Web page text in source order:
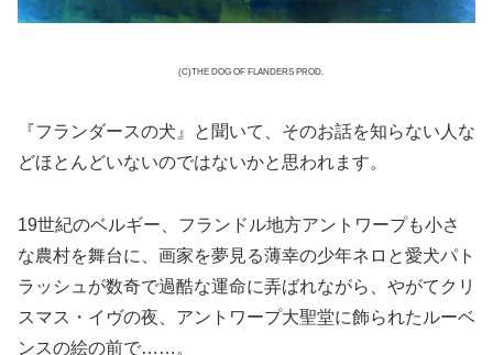
(C)THE DOG OF FLANDERS PROD.
『フランダースの犬』と聞いて、そのお話を知らない人な
どほとんどいないのではないかと思われます。
19世紀のベルギー、フランドル地方アントワープも小さ
な農村を舞台に、画家を夢見る薄幸の少年ネロと愛犬パト
ラッシュが数奇で過酷な運命に弄ばれながら、やがてクリ
スマス・イヴの夜、アントワープ大聖堂に飾られたルーベ
ンスの絵の前で……。